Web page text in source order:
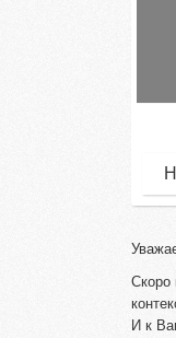
Скоро
И к